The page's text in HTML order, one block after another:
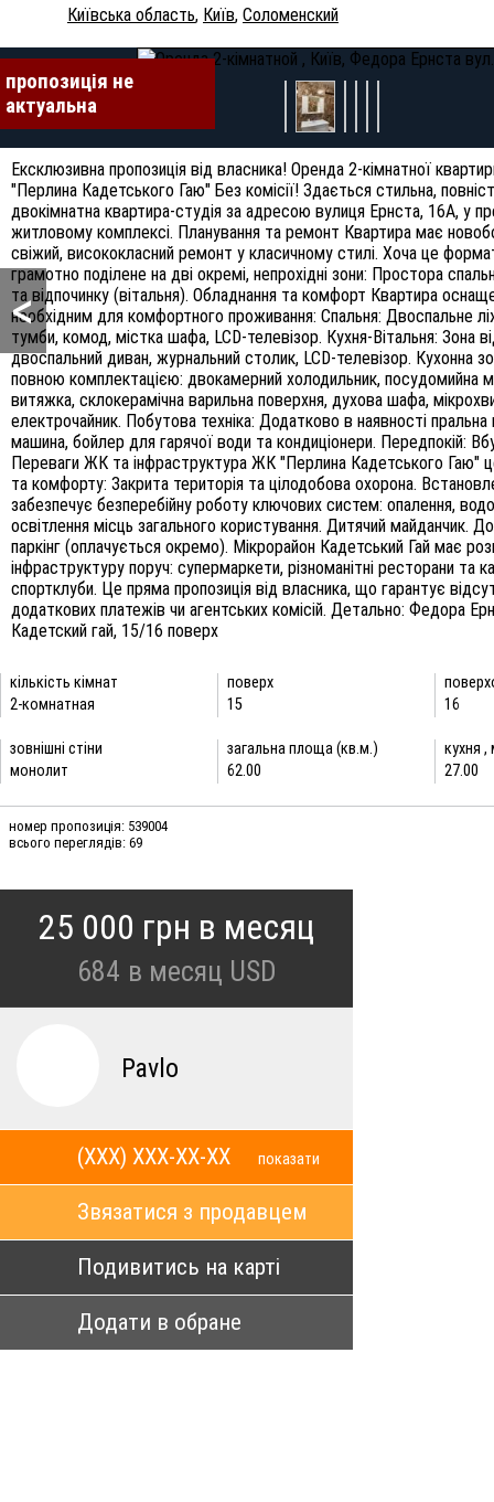
Київська область, Київ, Соломенский
<
Ексклюзивна пропозиція від власника! Оренда 2-кімнатної
"Перлина Кадетського Гаю" Без комісії! Здається стильна,
двокімнатна квартира-студія за адресою вулиця Ернста, 16А, у
житловому комплексі. Планування та ремонт Квартира має
свіжий, висококласний ремонт у класичному стилі. Хоча це
грамотно поділене на дві окремі, непрохідні зони: Простора
та відпочинку (вітальня). Обладнання та комфорт Квартира
необхідним для комфортного проживання: Спальня: Двоспальне
тумби, комод, містка шафа, LCD-телевізор. Кухня-Вітальня: Зона
двоспальний диван, журнальний столик, LCD-телевізор. Кухонна
повною комплектацією: двокамерний холодильник, посудомийна
витяжка, склокерамічна варильна поверхня, духова шафа,
електрочайник. Побутова техніка: Додатково в наявності
машина, бойлер для гарячої води та кондиціонери. Передпокій:
Переваги ЖК та інфраструктура ЖК "Перлина Кадетського Гаю"
та комфорту: Закрита територія та цілодобова охорона.
забезпечує безперебійну роботу ключових систем: опалення,
освітлення місць загального користування. Дитячий майданчик.
паркінг (оплачується окремо). Мікрорайон Кадетський Гай має
інфраструктуру поруч: супермаркети, різноманітні ресторани та
спортклуби. Це пряма пропозиція від власника, що гарантує
додаткових платежів чи агентських комісій. Детально: Федора
Кадетский гай, 15/16 поверх
кількість кімнат
пропозиція не
актуальна
2-комнатная
поверх
пропозиція не
актуальна
15
пропозиція не
актуальна
16
зовнішні стіни
пропозиція не
актуальна
монолит
загальна площа (кв.м.)
пропозиція не
актуальна
62.00
кухня ,
пропозиція не
актуальна
27.00
номер пропозиція: 539004
всього переглядів: 69
25 000 грн в месяц
684 в месяц USD
Pavlo
(XXX) XXX-XX-XX показати
Звязатися з продавцем
Подивитись на карті
Додати в обране